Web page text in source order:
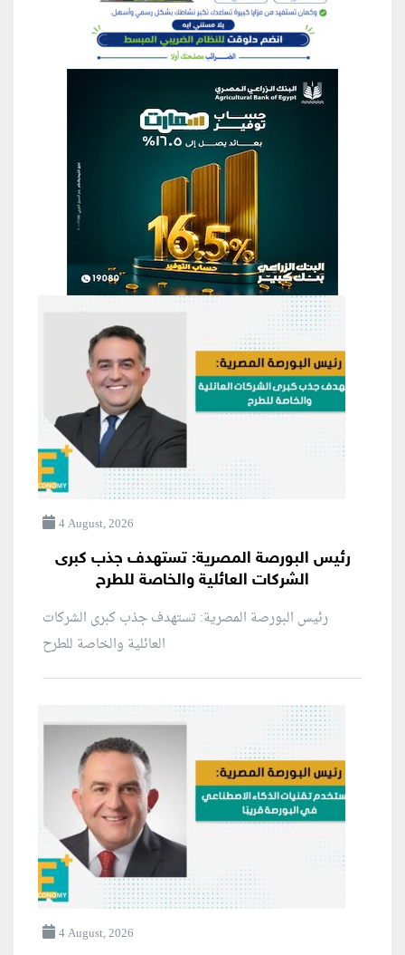
منطقة إعلانية
4 August, 2026
رئيس البورصة المصرية: تستهدف جذب كبرى
الشركات العائلية والخاصة للطرح
رئيس البورصة المصرية: تستهدف جذب كبرى الشركات
العائلية والخاصة للطرح
4 August, 2026